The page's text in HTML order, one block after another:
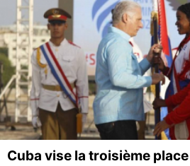
Cuba vise la troisième